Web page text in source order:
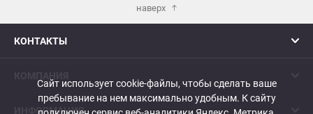
наверх
КОНТАКТЫ
ИНФОРМАЦИЯ
Сайт использует cookie-файлы, чтобы сделать ваше
пребывание на нем максимально удобным. К cайту